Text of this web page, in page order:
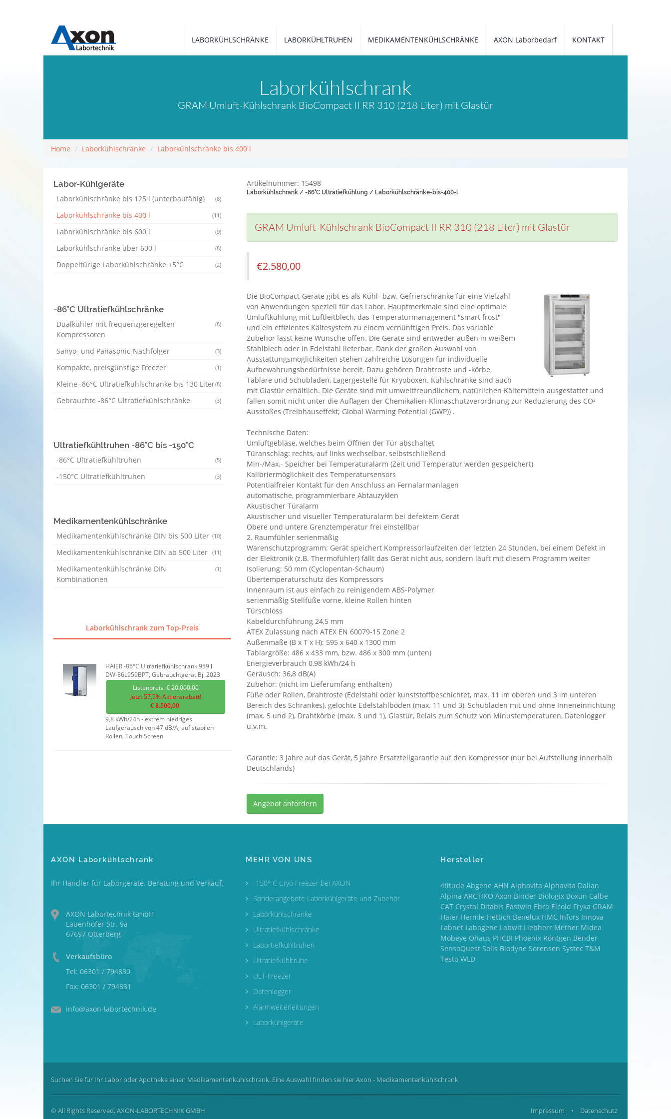
LABORKÜHLSCHRÄNKE LABORKÜHLTRUHEN MEDIKAMENTENKÜHLSCHRÄNKE AXON Laborbedarf KONTAKT
Laborkühlschrank
GRAM Umluft-Kühlschrank BioCompact II RR 310 (218 Liter) mit Glastür
Home Laborkühlschränke Laborkühlschränke bis 400 l
Labor-Kühlgeräte
(8)
Laborkühlschränke bis 125 l (unterbaufähig)
(11)
Laborkühlschränke bis 400 l
(9)
Laborkühlschränke bis 600 l
(8)
Laborkühlschränke über 600 l
(2)
Doppeltürige Laborkühlschränke +5°C
-86°C Ultratiefkühlschränke
(8)
Dualkühler mit frequenzgeregelten
Kompressoren
(3)
Sanyo- und Panasonic-Nachfolger
(1)
Kompakte, preisgünstige Freezer
(8)
Kleine -86°C Ultratiefkühlschränke bis 130 Liter
(3)
Gebrauchte -86°C Ultratiefkühlschränke
Ultratiefkühltruhen -86°C bis -150°C
(5)
-86°C Ultratiefkühltruhen
(3)
-150°C Ultratiefkühltruhen
Medikamentenkühlschränke
(10)
Medikamentenkühlschränke DIN bis 500 Liter
(11)
Medikamentenkühlschränke DIN ab 500 Liter
(1)
Medikamentenkühlschränke DIN
Kombinationen
Laborkühlschrank zum Top-Preis
HAIER -86°C Ultratiefkühlschrank 959 l
DW-86L959BPT, Gebrauchtgerät Bj. 2023
Listenpreis: €20.000,00
Jetzt 57,5% Aktionsrabatt!
€ 8.500,00
9,8 kWh/24h - extrem niedriges
Laufgeräusch von 47 dB/A, auf stabilen
Rollen, Touch Screen
Artikelnummer: 15498
Laborkühlschrank / -86°C Ultratiefkühlung / Laborkühlschränke-bis-400-l
GRAM Umluft-Kühlschrank BioCompact II RR 310 (218 Liter) mit Glastür
€2.580,00
Die BioCompact-Geräte gibt es als Kühl- bzw. Gefrierschränke für eine Vielzahl
von Anwendungen speziell für das Labor. Hauptmerkmale sind eine optimale
Umluftkühlung mit Luftleitblech, das Temperaturmanagement "smart frost"
und ein effizientes Kältesystem zu einem vernünftigen Preis. Das variable
Zubehör lässt keine Wünsche offen. Die Geräte sind entweder außen in weißem
Stahlblech oder in Edelstahl lieferbar. Dank der großen Auswahl von
Ausstattungsmöglichkeiten stehen zahlreiche Lösungen für individuelle
Aufbewahrungsbedürfnisse bereit. Dazu gehören Drahtroste und -körbe,
Tablare und Schubladen, Lagergestelle für Kryoboxen. Kühlschränke sind auch
mit Glastür erhältlich. Die Geräte sind mit umweltfreundlichem, natürlichen Kältemitteln ausgestattet und
fallen somit nicht unter die Auflagen der Chemikalien-Klimaschutzverordnung zur Reduzierung des CO²
Ausstoßes (Treibhauseffekt; Global Warming Potential (GWP)) .
Technische Daten:
Umluftgebläse, welches beim Öffnen der Tür abschaltet
Türanschlag: rechts, auf links wechselbar, selbstschließend
Min-/Max.- Speicher bei Temperaturalarm (Zeit und Temperatur werden gespeichert)
Kalibriermöglichkeit des Temperatursensors
Potentialfreier Kontakt für den Anschluss an Fernalarmanlagen
automatische, programmierbare Abtauzyklen
Akustischer Türalarm
Akustischer und visueller Temperaturalarm bei defektem Gerät
Obere und untere Grenztemperatur frei einstellbar
2. Raumfühler serienmäßig
Warenschutzprogramm: Gerät speichert Kompressorlaufzeiten der letzten 24 Stunden, bei einem Defekt in
der Elektronik (z.B. Thermofühler) fällt das Gerät nicht aus, sondern läuft mit diesem Programm weiter
Isolierung: 50 mm (Cyclopentan-Schaum)
Übertemperaturschutz des Kompressors
Innenraum ist aus einfach zu reinigendem ABS-Polymer
serienmäßig Stellfüße vorne, kleine Rollen hinten
Türschloss
Kabeldurchführung 24,5 mm
ATEX Zulassung nach ATEX EN 60079-15 Zone 2
Außenmaße (B x T x H): 595 x 640 x 1300 mm
Tablargröße: 486 x 433 mm, bzw. 486 x 300 mm (unten)
Energieverbrauch 0,98 kWh/24 h
Geräusch: 36,8 dB(A)
Zubehör: (nicht im Lieferumfang enthalten)
Füße oder Rollen, Drahtroste (Edelstahl oder kunststoffbeschichtet, max. 11 im oberen und 3 im unteren
Bereich des Schrankes), gelochte Edelstahlböden (max. 11 und 3), Schubladen mit und ohne Inneneinrichtung
(max. 5 und 2), Drahtkörbe (max. 3 und 1), Glastür, Relais zum Schutz von Minustemperaturen, Datenlogger
u.v.m.
Garantie: 3 Jahre auf das Gerät, 5 Jahre Ersatzteilgarantie auf den Kompressor (nur bei Aufstellung innerhalb
Deutschlands)
Angebot anfordern
AXON Laborkühlschrank
Ihr Händler für Laborgeräte. Beratung und Verkauf.
AXON Labortechnik GmbH
Lauenhöfer Str. 9a
67697 Otterberg
Verkaufsbüro
Tel: 06301 / 794830
Fax: 06301 / 794831
info@axon-labortechnik.de
MEHR VON UNS
-150° C Cryo Freezer bei AXON
Sonderangebote Laborkühlgeräte und Zubehör
Laborkühlschränke
Ultratiefkühlschränke
Labortiefkühltruhen
Ultratiefkühltruhe
ULT-Freezer
Datenlogger
Alarmweiterleitungen
Laborkühlgeräte
Hersteller
4titude Abgene AHN Alphavita Alphavita Dalian
Alpina ARCTIKO Axon Binder Biologix Boxun Calbe
CAT Crystal Ditabis Eastwin Ebro Elcold Fryka GRAM
Haier Hermle Hettich Benelux HMC Infors Innova
Labnet Labogene Labwit Liebherr Mether Midea
Mobeye Ohaus PHCBI Phoenix Röntgen Bender
SensoQuest Solis Biodyne Sorensen Systec T&M
Testo WLD
Suchen Sie für Ihr Labor oder Apotheke einen Medikamentenkühlschrank. Eine Auswahl finden sie hierAxon - Medikamentenkühlschrank
Impressum • Datenschutz
© All Rights Reserved, AXON-LABORTECHNIK GMBH